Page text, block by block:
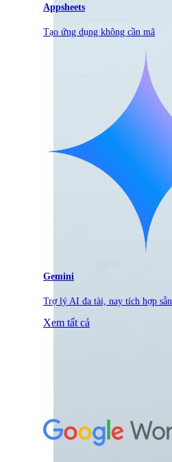
Appsheets
Tạo ứng dụng không cần mã
Gemini
Trợ lý AI đa tài, nay tích hợp sẵn
Xem tất cả